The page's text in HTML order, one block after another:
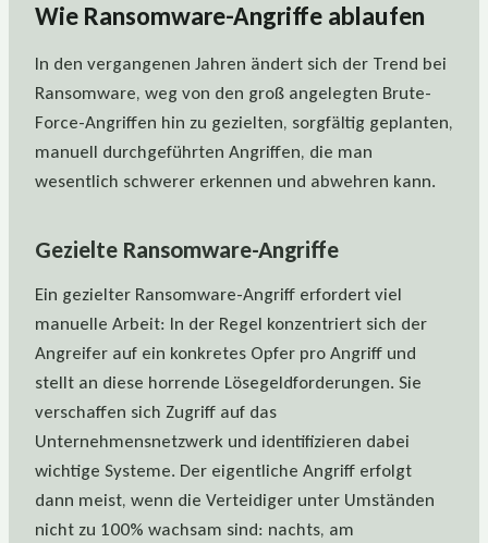
Wie Ransomware-Angriffe ablaufen
In den vergangenen Jahren ändert sich der Trend bei
Ransomware, weg von den groß angelegten Brute-
Force-Angriffen hin zu gezielten, sorgfältig geplanten,
manuell durchgeführten Angriffen, die man
wesentlich schwerer erkennen und abwehren kann.
Gezielte Ransomware-Angriffe
Ein gezielter Ransomware-Angriff erfordert viel
manuelle Arbeit: In der Regel konzentriert sich der
Angreifer auf ein konkretes Opfer pro Angriff und
stellt an diese horrende Lösegeldforderungen. Sie
verschaffen sich Zugriff auf das
Unternehmensnetzwerk und identifizieren dabei
wichtige Systeme. Der eigentliche Angriff erfolgt
dann meist, wenn die Verteidiger unter Umständen
nicht zu 100% wachsam sind: nachts, am